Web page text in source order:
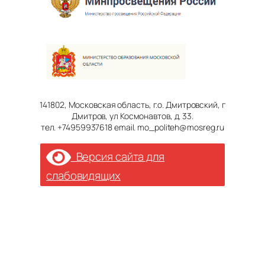
141802, Московская область, г.о. Дмитровский, г
Дмитров, ул Космонавтов, д. 33.
тел. +74959937618 email. mo_politeh@mosreg.ru
Версия сайта для
слабовидящих